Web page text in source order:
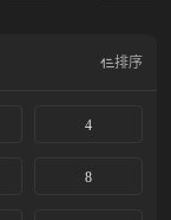
排序
4
8